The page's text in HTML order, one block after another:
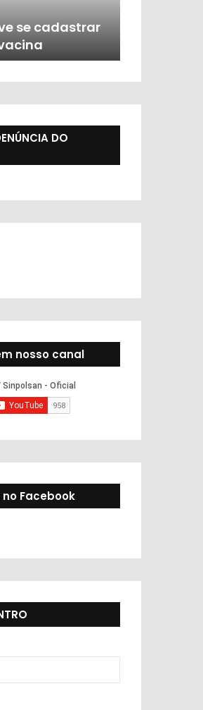
se cadastrar
DO
nosso canal
Facebook